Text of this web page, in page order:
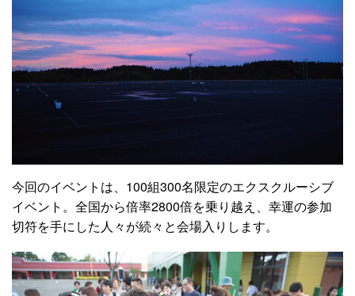
今回のイベントは、100組300名限定のエクスクルーシブ
イベント。全国から倍率2800倍を乗り越え、幸運の参加
切符を手にした人々が続々と会場入りします。